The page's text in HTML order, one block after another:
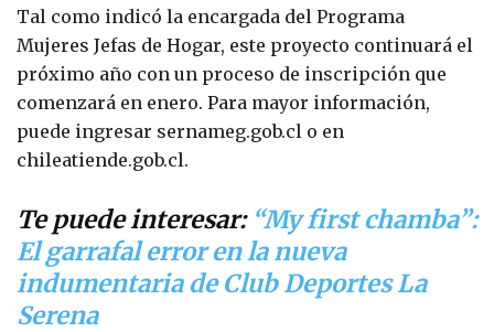
Tal como indicó la encargada del Programa
Mujeres Jefas de Hogar, este proyecto continuará el
próximo año con un proceso de inscripción que
comenzará en enero. Para mayor información,
puede ingresar sernameg.gob.cl o en
chileatiende.gob.cl.
Te puede interesar: “My first chamba”:
El garrafal error en la nueva
indumentaria de Club Deportes La
Serena